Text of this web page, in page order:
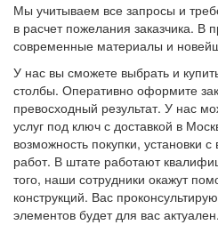
Мы учитываем все запросы и
в расчет пожелания заказчика. В
современные материалы и
У нас вы сможете выбрать и
столбы. Оперативно оформите
превосходный результат. У нас
услуг под ключ с доставкой в
возможность покупки, установки
работ. В штате работают
того, наши сотрудники окажут
конструкций. Вас
элементов будет для вас актуален.